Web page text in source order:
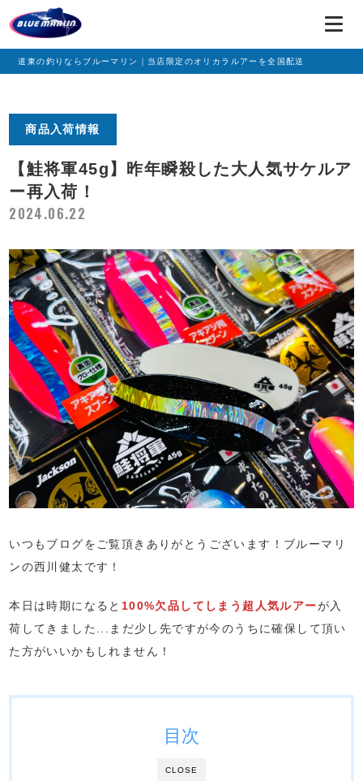
道東の釣りならブルーマリン｜当店限定のオリカラルアーを全国配送
商品入荷情報
【鮭将軍45g】昨年瞬殺した大人気サケルア
ー再入荷！
2024.06.22
いつもブログをご覧頂きありがとうございます！ブルーマリ
ンの西川健太です！
本日は時期になると 100%欠品してしまう超人気ルアーが入
荷してきました...まだ少し先ですが今のうちに確保して頂い
た方がいいかもしれません！
CLOSE
目次